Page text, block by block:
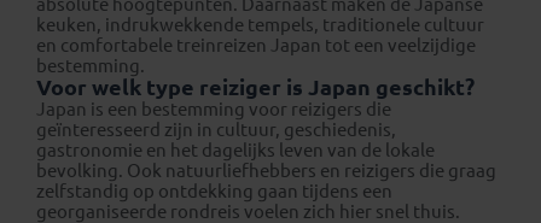
absolute hoogtepunten. Daarnaast maken de Japanse
keuken, indrukwekkende tempels, traditionele cultuur
en comfortabele treinreizen Japan tot een veelzijdige
bestemming.
Voor welk type reiziger is Japan geschikt?
Japan is een bestemming voor reizigers die
geïnteresseerd zijn in cultuur, geschiedenis,
gastronomie en het dagelijks leven van de lokale
bevolking. Ook natuurliefhebbers en reizigers die graag
zelfstandig op ontdekking gaan tijdens een
georganiseerde rondreis voelen zich hier snel thuis.